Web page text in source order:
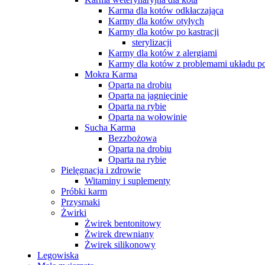
Karma dla kotów odkłaczająca
Karmy dla kotów otyłych
Karmy dla kotów po kastracji
sterylizacji
Karmy dla kotów z alergiami
Karmy dla kotów z problemami układu
Mokra Karma
Oparta na drobiu
Oparta na jagnięcinie
Oparta na rybie
Oparta na wołowinie
Sucha Karma
Bezzbożowa
Oparta na drobiu
Oparta na rybie
Pielęgnacja i zdrowie
Witaminy i suplementy
Próbki karm
Przysmaki
Żwirki
Żwirek bentonitowy
Żwirek drewniany
Żwirek silikonowy
Legowiska